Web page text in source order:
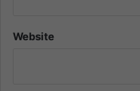
Website